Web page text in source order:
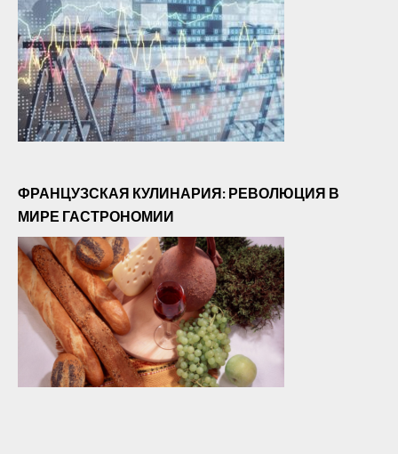
ФРАНЦУЗСКАЯ КУЛИНАРИЯ: РЕВОЛЮЦИЯ В
МИРЕ ГАСТРОНОМИИ